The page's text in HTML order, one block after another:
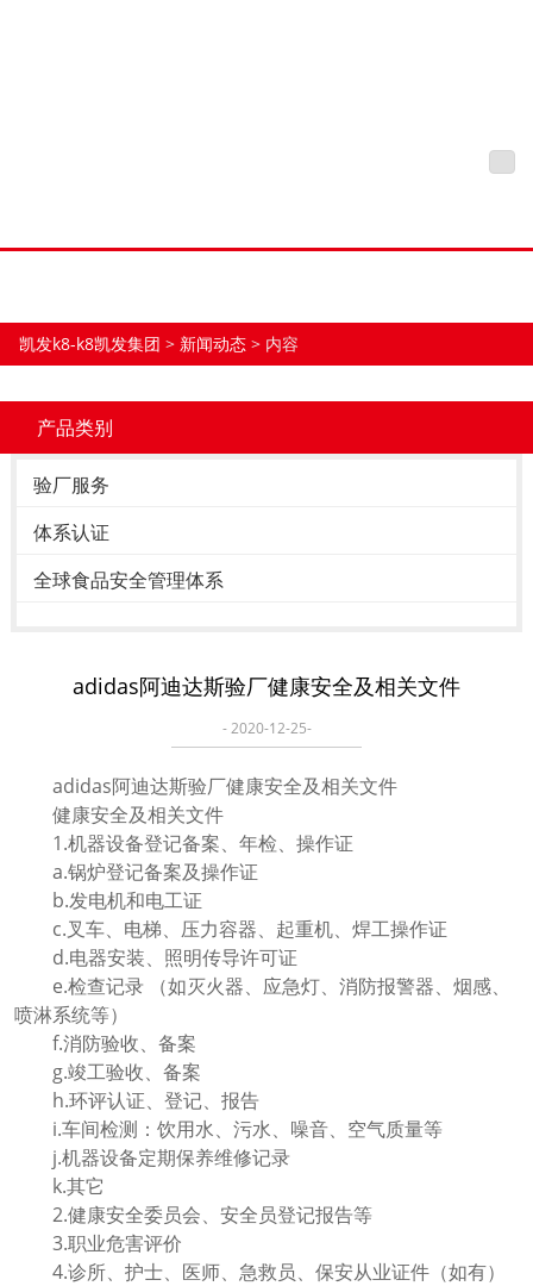
凯发k8-k8凯发集团 > 新闻动态 > 内容
产品类别
验厂服务
体系认证
全球食品安全管理体系
adidas阿迪达斯验厂健康安全及相关文件
- 2020-12-25-
adidas阿迪达斯验厂健康安全及相关文件
健康安全及相关文件
1.机器设备登记备案、年检、操作证
a.锅炉登记备案及操作证
b.发电机和电工证
c.叉车、电梯、压力容器、起重机、焊工操作证
d.电器安装、照明传导许可证
e.检查记录 （如灭火器、应急灯、消防报警器、烟感、
喷淋系统等）
f.消防验收、备案
g.竣工验收、备案
h.环评认证、登记、报告
i.车间检测：饮用水、污水、噪音、空气质量等
j.机器设备定期保养维修记录
k.其它
2.健康安全委员会、安全员登记报告等
3.职业危害评价
4.诊所、护士、医师、急救员、保安从业证件（如有）